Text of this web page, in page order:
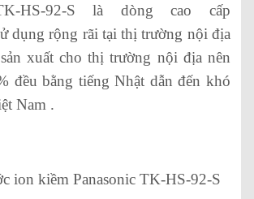
HS-92-S là dòng cao cấp
dụng rộng rãi tại thị trường nội địa
xuất cho thị trường nội địa nên
đều bằng tiếng Nhật dẫn đến khó
Nam .
ion kiềm Panasonic TK-HS-92-S